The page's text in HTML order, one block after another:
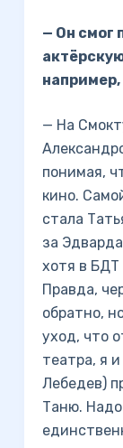
— Он смог
— На
понимая,
кино.
стала
за
хотя в БДТ
Правда,
обратно,
уход, что
театра, я
Лебедев)
Таню. Надо